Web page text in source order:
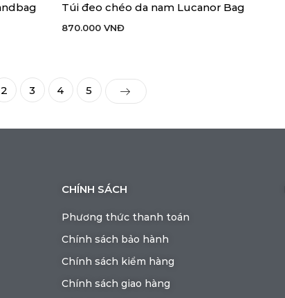
THÊM VÀO GIỎ HÀNG
Túi đeo chéo da nam Lucanor Bag
870.000 VNĐ
2 3 4 5
CHÍNH SÁCH
Phương thức thanh toán
Chính sách bảo hành
Chính sách kiểm hàng
Chính sách giao hàng